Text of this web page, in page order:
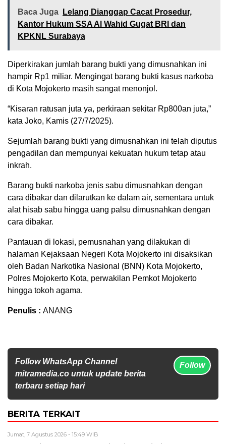
Baca Juga
Lelang Dianggap Cacat Prosedur,
Kantor Hukum SSA Al Wahid Gugat BRI dan
KPKNL Surabaya
Diperkirakan jumlah barang bukti yang dimusnahkan ini
hampir Rp1 miliar. Mengingat barang bukti kasus narkoba
di Kota Mojokerto masih sangat menonjol.
“Kisaran ratusan juta ya, perkiraan sekitar Rp800an juta,”
kata Joko, Kamis (27/7/2025).
Sejumlah barang bukti yang dimusnahkan ini telah diputus
pengadilan dan mempunyai kekuatan hukum tetap atau
inkrah.
Barang bukti narkoba jenis sabu dimusnahkan dengan
cara dibakar dan dilarutkan ke dalam air, sementara untuk
alat hisab sabu hingga uang palsu dimusnahkan dengan
cara dibakar.
Pantauan di lokasi, pemusnahan yang dilakukan di
halaman Kejaksaan Negeri Kota Mojokerto ini disaksikan
oleh Badan Narkotika Nasional (BNN) Kota Mojokerto,
Polres Mojokerto Kota, perwakilan Pemkot Mojokerto
hingga tokoh agama.
Penulis : ANANG
Follow WhatsApp Channel
mitramedia.co untuk update berita
terbaru setiap hari
Follow
BERITA TERKAIT
Jumat, 7 Agustus 2026 - 15:49 WIB